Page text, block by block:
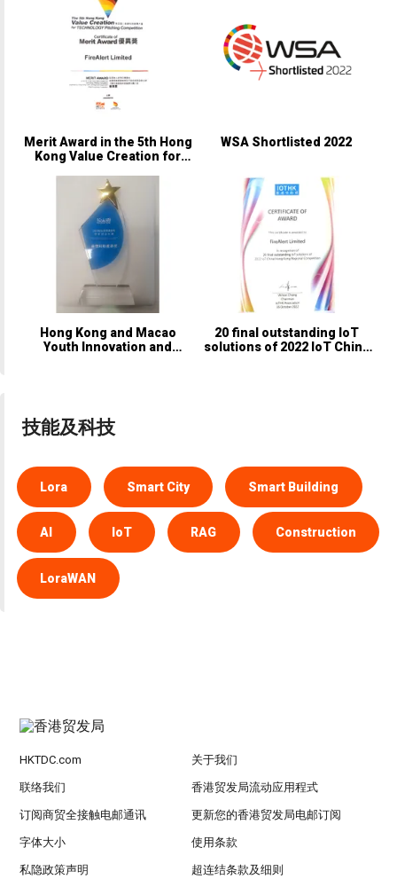
Merit Award in the 5th Hong
Kong Value Creation for
Competition
WSA Shortlisted 2022
Hong Kong and Macao
Youth Innovation and
20 final outstanding IoT
solutions of 2022 IoT China
技能及科技
Lora Smart City Smart Building
AI IoT RAG Construction
LoraWAN
HKTDC.com 关于我们
联络我们 香港贸发局流动应用程式
订阅商贸全接触电邮通讯 更新您的香港贸发局电邮订阅
字体大小 使用条款
私隐政策声明 超连结条款及细则